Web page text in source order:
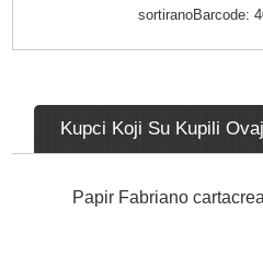
sortiranoBarcode:
Kupci Koji Su Kupili
Papir Fabriano